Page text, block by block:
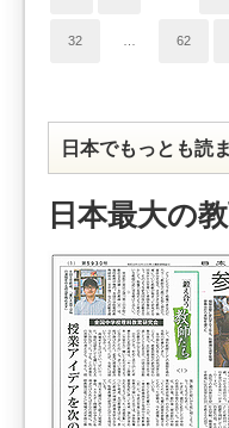
32 62
日本でもっとも読
日本最大の